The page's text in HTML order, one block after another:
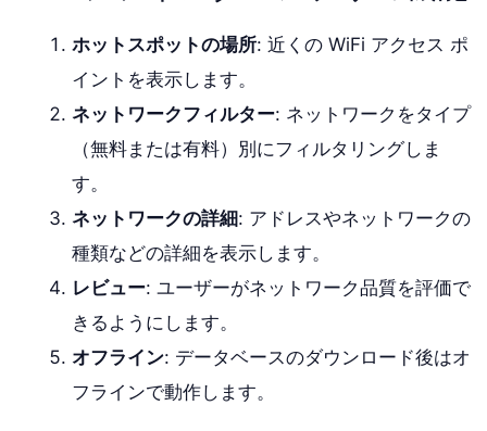
ホットスポットの場所: 近くの WiFi アクセス ポ
イントを表示します。
ネットワークフィルター: ネットワークをタイプ
（無料または有料）別にフィルタリングしま
す。
ネットワークの詳細: アドレスやネットワークの
種類などの詳細を表示します。
レビュー: ユーザーがネットワーク品質を評価で
きるようにします。
オフライン: データベースのダウンロード後はオ
フラインで動作します。